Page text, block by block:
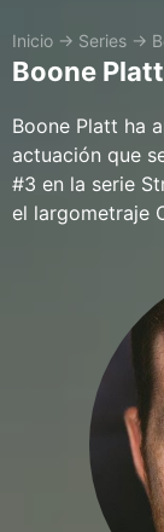
Inicio → Series →
Boone Platt
Boone Platt ha
actuación que
#3 en la serie
el largometraje